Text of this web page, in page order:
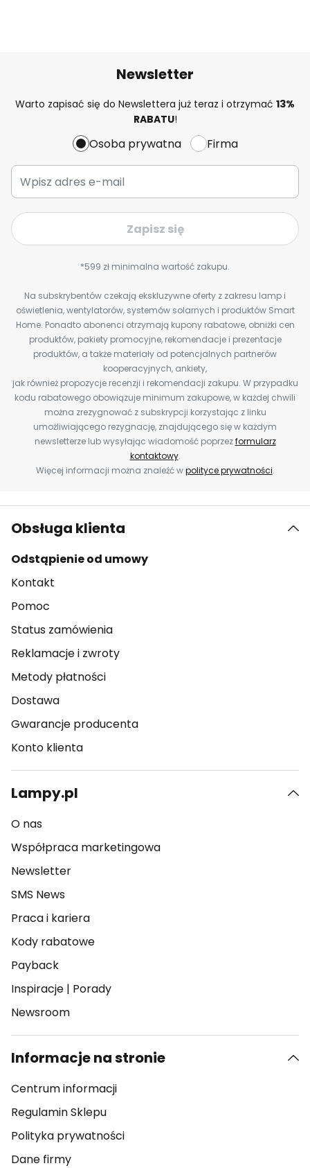
Newsletter
Warto zapisać się do Newslettera już teraz i otrzymać 13%
RABATU!
Osoba prywatna Firma
Zapisz się
*599 zł minimalna wartość zakupu.
Na subskrybentów czekają ekskluzywne oferty z zakresu lamp i
oświetlenia, wentylatorów, systemów solarnych i produktów Smart
Home. Ponadto abonenci otrzymają kupony rabatowe, obniżki cen
produktów, pakiety promocyjne, rekomendacje i prezentacje
produktów, a także materiały od potencjalnych partnerów
kooperacyjnych, ankiety,
jak również propozycje recenzji i rekomendacji zakupu. W przypadku
kodu rabatowego obowiązuje minimum zakupowe, w każdej chwili
można zrezygnować z subskrypcji korzystając z linku
umożliwiającego rezygnację, znajdującego się w każdym
newsletterze lub wysyłając wiadomość poprzezformularz
kontaktowy.
Więcej informacji można znaleźć wpolityce prywatności.
Obsługa klienta
Odstąpienie od umowy
Kontakt
Pomoc
Status zamówienia
Reklamacje i zwroty
Metody płatności
Dostawa
Gwarancje producenta
Konto klienta
Lampy.pl
O nas
Współpraca marketingowa
Newsletter
SMS News
Praca i kariera
Kody rabatowe
Payback
Inspiracje | Porady
Newsroom
Informacje na stronie
Centrum informacji
Regulamin Sklepu
Polityka prywatności
Dane firmy